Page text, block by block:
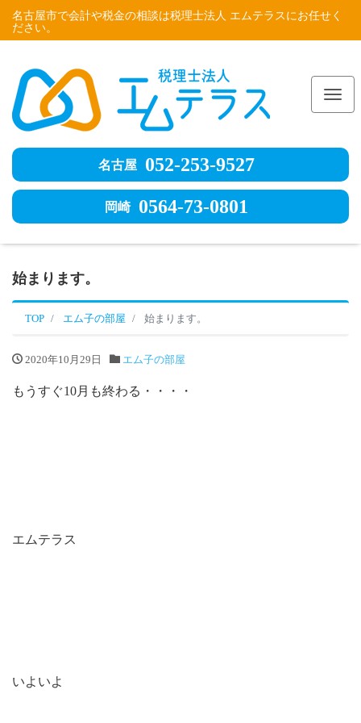
名古屋市で会計や税金の相談は税理士法人 エムテラスにお任せく
ださい。
名古屋 052-253-9527
岡崎 0564-73-0801
始まります。
TOP エム子の部屋 始まります。
2020年10月29日 エム子の部屋
もうすぐ10月も終わる・・・・
エムテラス
いよいよ